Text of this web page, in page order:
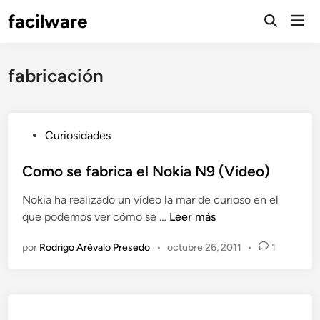
facilware
fabricación
b
i
c
d
Curiosidades
Como se fabrica el Nokia N9 (Video)
Nokia ha realizado un vídeo la mar de curioso en el
que podemos ver cómo se … C
m
Leer más
por Rodrigo Arévalo Presedo • octubre 26, 2011 • 1